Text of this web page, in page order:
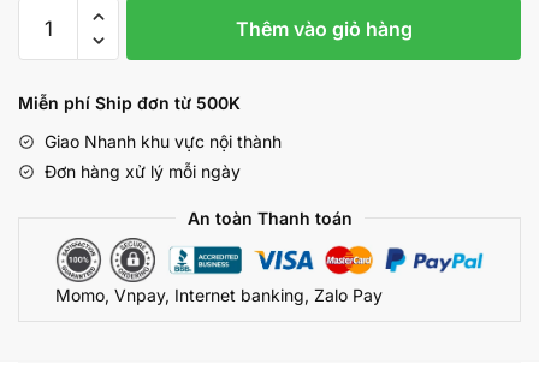
phối
rung
bạch
tuột
khiển
Thêm vào giỏ hàng
Miễn phí Ship đơn từ 500K
Giao Nhanh khu vực nội thành
Đơn hàng xử lý mỗi ngày
An toàn Thanh toán
Momo, Vnpay, Internet banking, Zalo Pay